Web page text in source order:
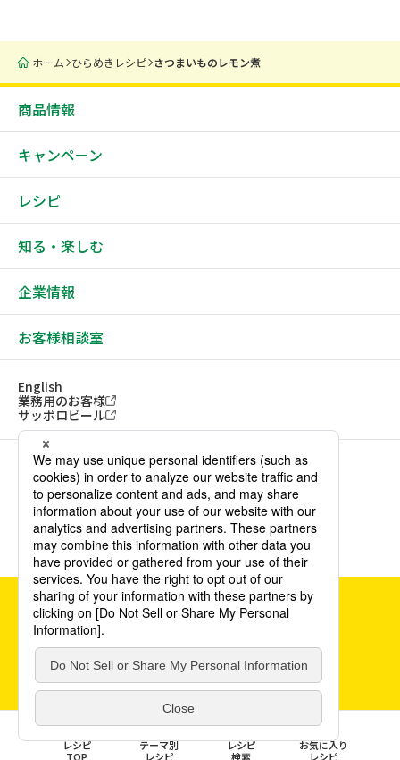
レシピ
TOP
テーマ別
レシピ
レシピ
検索
お気に入り
レシピ
0
ホーム ひらめきレシピ さつまいものレモン煮
商品情報
キャンペーン
レシピ
知る・楽しむ
企業情報
お客様相談室
English
業務用のお客様
サッポロビール
ソーシャルメディアアカウント一覧
サイトご利用にあたってウェブアクセシビリティ方針
個人情報保護方針カスタマーハラスメント方針
©POKKA SAPPORO Food & Beverage Ltd. All Rights Reserved.